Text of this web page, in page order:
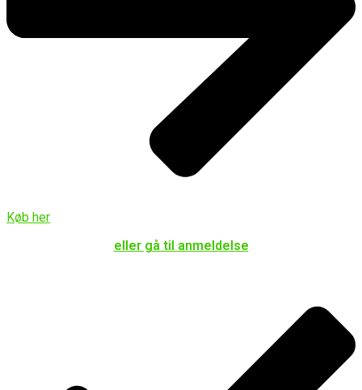
Køb her
eller gå til anmeldelse